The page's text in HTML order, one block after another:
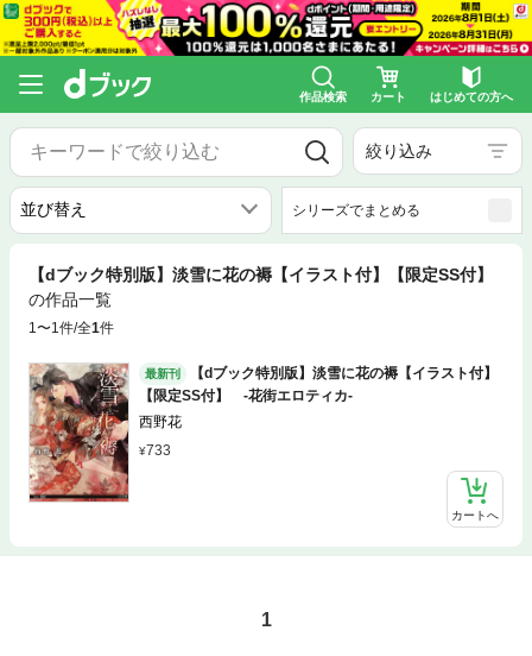
作品検索 カート はじめての方へ
絞り込み
シリーズでまとめる
【dブック特別版】淡雪に花の褥【イラスト付】【限定SS付】
の作品一覧
1〜1件/全1件
最新刊
【dブック特別版】淡雪に花の褥【イラスト付】
【限定SS付】 ‐花街エロティカ‐
西野花
733
カートへ
1